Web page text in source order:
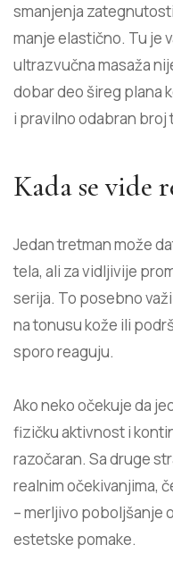
smanjenja
manje elastično. Tu je
ultrazvučna masaža
dobar deo šireg plana
i pravilno odabran broj
Kada se vide
Jedan tretman može
tela, ali za vidljivije
serija. To posebno
na tonusu kože ili
sporo reaguju.
Ako neko očekuje da
fizičku aktivnost i
razočaran. Sa druge
realnim očekivanjima,
– merljivo poboljšanje
estetske pomake.